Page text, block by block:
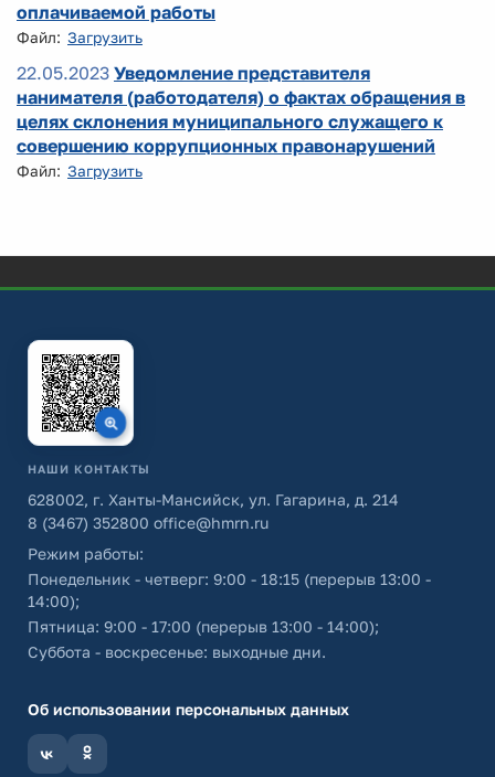
оплачиваемой работы
Файл: Загрузить
22.05.2023 Уведомление представителя
нанимателя (работодателя) о фактах обращения в
целях склонения муниципального служащего к
совершению коррупционных правонарушений
Файл: Загрузить
НАШИ КОНТАКТЫ
628002, г. Ханты-Мансийск, ул. Гагарина, д. 214
8 (3467) 352800 office@hmrn.ru
Режим работы:
Понедельник - четверг: 9:00 - 18:15 (перерыв 13:00 -
14:00);
Пятница: 9:00 - 17:00 (перерыв 13:00 - 14:00);
Суббота - воскресенье: выходные дни.
Об использовании персональных данных